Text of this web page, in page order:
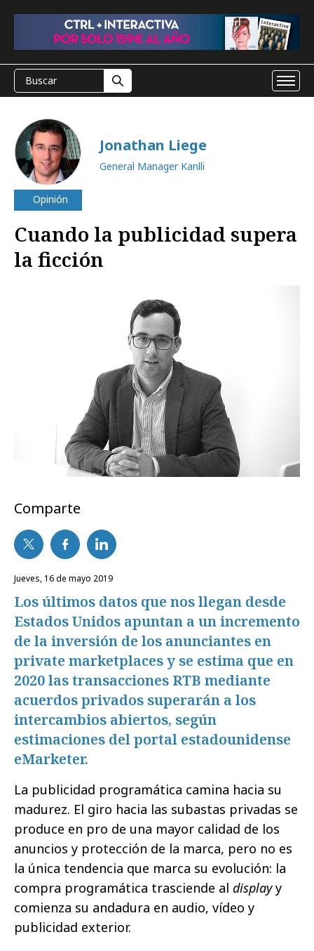
Jonathan Liege
General Manager Kanlli
Opinión
Cuando la publicidad supera
la ficción
Comparte
jueves, 16 de mayo 2019
Los últimos datos que nos llegan desde
Estados Unidos apuntan a un incremento
de la inversión de los anunciantes en
private marketplaces y se estima que en
2020 las transacciones RTB mediante
acuerdos privados superarán a los
intercambios abiertos, según
estimaciones del portal estadounidense
eMarketer.
La publicidad programática camina hacia su
madurez. El giro hacia las subastas privadas se
produce en pro de una mayor calidad de los
anuncios y protección de la marca, pero no es
la única tendencia que marca su evolución: la
compra programática trasciende al displayy
comienza su andadura en audio, vídeo y
publicidad exterior.